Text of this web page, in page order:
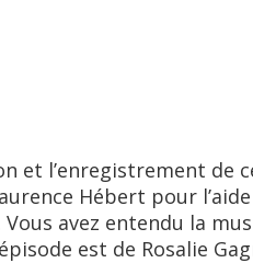
et l’enregistrement de
Hébert pour
avez entendu la
est de Rosalie